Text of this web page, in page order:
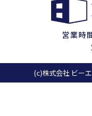
営業時
(c)株式会社 ビー